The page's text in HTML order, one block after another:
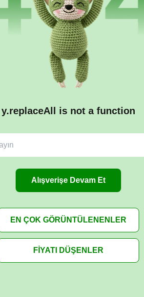
y.replaceAll is not a function
Alışverişe Devam Et
EN ÇOK GÖRÜNTÜLENENLER
FİYATI DÜŞENLER